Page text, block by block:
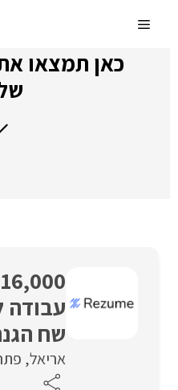
לתוכןMenu
כאן תמצאו
שח
אריאל